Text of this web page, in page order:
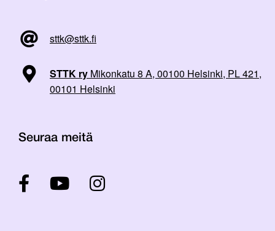
sttk@sttk.fi
STTK ry Mikonkatu 8 A, 00100 Helsinki, PL 421,
00101 Helsinki
Seuraa meitä